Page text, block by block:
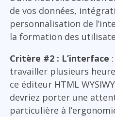
de vos données,
personnalisation de
la formation des
Critère #2 : L’interface
travailler plusieurs
ce éditeur HTML
devriez porter une
particulière à